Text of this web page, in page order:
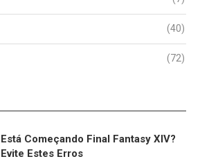
(40)
(72)
Está Começando Final Fantasy XIV?
Evite Estes Erros